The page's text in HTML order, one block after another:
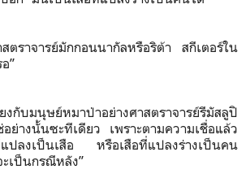
ตราจารย์มักกอนนากัลหรือริต้า สกีเตอร์ใน
”
งกับมนุษย์หมาป่าอย่างศาสตราจารย์รีมัสลูปิ
ย่างนั้นซะทีเดียว เพราะตามความเชื่อแล้ว
แปลงเป็นเสือ หรือเสือที่แปลงร่างเป็นคน
เป็นกรณีหลัง”